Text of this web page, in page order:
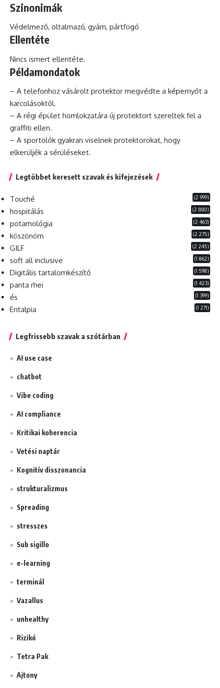
Szinonimák
Védelmező, oltalmazó, gyám, pártfogó
Ellentéte
Nincs ismert ellentéte.
Példamondatok
– A telefonhoz vásárolt protektor megvédte a képernyőt a
karcolásoktól.
– A régi épület homlokzatára új protektort szereltek fel a
graffiti ellen.
– A sportolók gyakran viselnek protektorokat, hogy
elkerüljék a sérüléseket.
Legtöbbet keresett szavak és kifejezések
Touché (2 999)
hospitálás (2 880)
potamológia (2 463)
köszönöm (2 275)
GILF (2 245)
soft all inclusive (1 862)
Digitális tartalomkészítő (1 598)
panta rhei (1 423)
és (1 399)
Entalpia (1 271)
Legfrissebb szavak a szótárban
AI use case
chatbot
Vibe coding
AI compliance
Kritikai koherencia
Vetési naptár
Kognitív disszonancia
strukturalizmus
Spreading
stresszes
Sub sigillo
e-learning
terminál
Vazallus
unhealthy
Rizikó
Tetra Pak
Ajtony